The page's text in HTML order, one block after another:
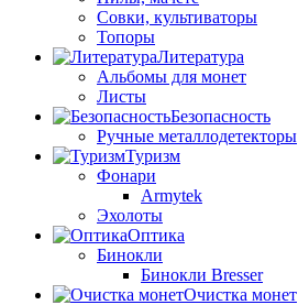
Совки, культиваторы
Топоры
Литература
Альбомы для монет
Листы
Безопасность
Ручные металлодетекторы
Туризм
Фонари
Armytek
Эхолоты
Оптика
Бинокли
Бинокли Bresser
Очистка монет